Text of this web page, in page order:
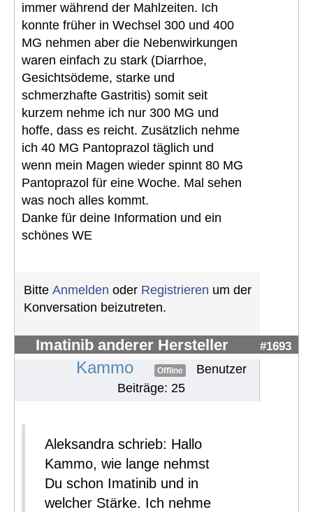
immer während der Mahlzeiten. Ich
konnte früher in Wechsel 300 und 400
MG nehmen aber die Nebenwirkungen
waren einfach zu stark (Diarrhoe,
Gesichtsödeme, starke und
schmerzhafte Gastritis) somit seit
kurzem nehme ich nur 300 MG und
hoffe, dass es reicht. Zusätzlich nehme
ich 40 MG Pantoprazol täglich und
wenn mein Magen wieder spinnt 80 MG
Pantoprazol für eine Woche. Mal sehen
was noch alles kommt.
Danke für deine Information und ein
schönes WE
Bitte Anmelden oder Registrieren um der
Konversation beizutreten.
Imatinib anderer Hersteller #1693
Kammo Offline
Benutzer
Beiträge: 25
Aleksandra schrieb: Hallo
Kammo, wie lange nehmst
Du schon Imatinib und in
welcher Stärke. Ich nehme